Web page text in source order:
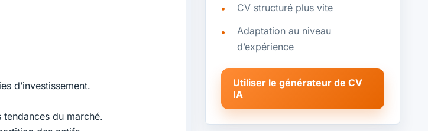
d’investissement.
du marché.
CV structuré plus vite
Adaptation au niveau
d’expérience
Utiliser le générateur de CV
IA